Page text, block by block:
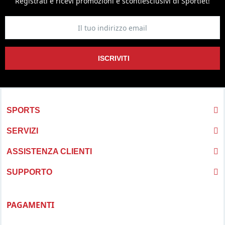
ISCRIVITI
SPORTS
SERVIZI
ASSISTENZA CLIENTI
SUPPORTO
PAGAMENTI